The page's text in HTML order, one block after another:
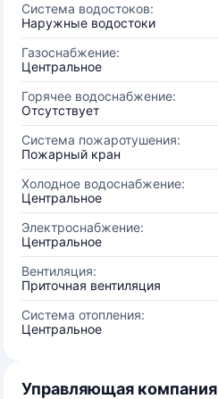
Система водостоков:
Наружные водостоки
Газоснабжение:
Центральное
Горячее водоснабжение:
Отсутствует
Система пожаротушения:
Пожарный кран
Холодное водоснабжение:
Центральное
Электроснабжение:
Центральное
Вентиляция:
Приточная вентиляция
Система отопления:
Центральное
Управляющая компания